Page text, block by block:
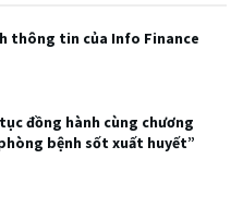
thông tin của Info Finance
đồng hành cùng chương
bệnh sốt xuất huyết”